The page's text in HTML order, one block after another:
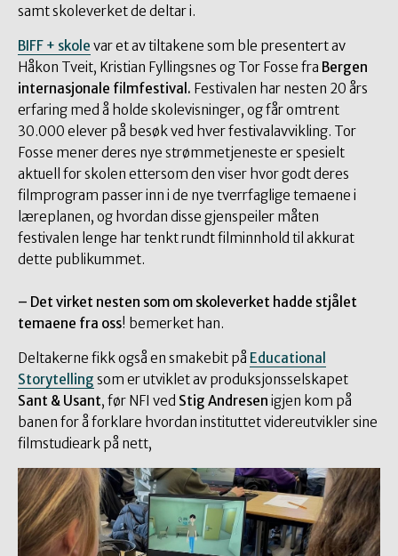
samt skoleverket de deltar i.
BIFF + skole var et av tiltakene som ble presentert av
Håkon Tveit, Kristian Fyllingsnes og Tor Fosse fra Bergen
internasjonale filmfestival. Festivalen har nesten 20 års
erfaring med å holde skolevisninger, og får omtrent
30.000 elever på besøk ved hver festivalavvikling. Tor
Fosse mener deres nye strømmetjeneste er spesielt
aktuell for skolen ettersom den viser hvor godt deres
filmprogram passer inn i de nye tverrfaglige temaene i
læreplanen, og hvordan disse gjenspeiler måten
festivalen lenge har tenkt rundt filminnhold til akkurat
dette publikummet.
– Det virket nesten som om skoleverket hadde stjålet
temaene fra oss! bemerket han.
Deltakerne fikk også en smakebit på Educational
Storytelling som er utviklet av produksjonsselskapet
Sant & Usant, før NFI ved Stig Andresen igjen kom på
banen for å forklare hvordan instituttet videreutvikler sine
filmstudieark på nett,